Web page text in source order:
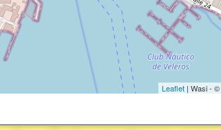
Leaflet | Wasi - ©